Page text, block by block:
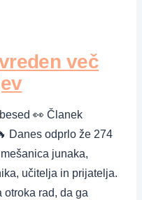
več
👀 Članek
Danes odprlo že 274
junaka,
učitelja in prijatelja.
otroka rad, da ga